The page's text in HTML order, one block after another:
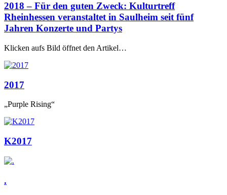
2018 – Für den guten Zweck: Kulturtreff
Rheinhessen veranstaltet in Saulheim seit fünf
Jahren Konzerte und Partys
Klicken aufs Bild öffnet den Artikel…
2017
„Purple Rising“
K2017
.